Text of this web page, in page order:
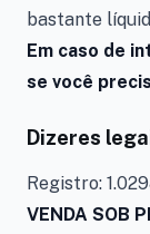
bastante
Em caso de
se você
Dizeres
Registro:
VENDA SOB